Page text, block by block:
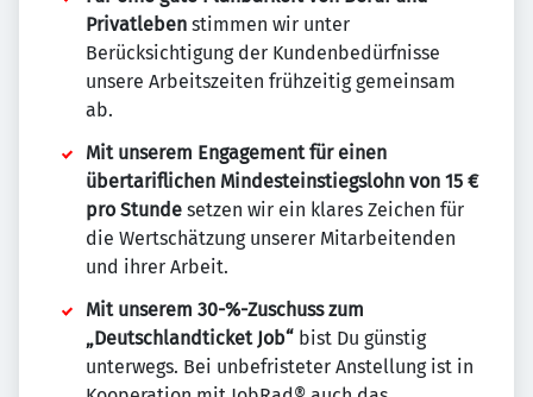
Privatleben stimmen wir unter
Berücksichtigung der Kundenbedürfnisse
unsere Arbeitszeiten frühzeitig gemeinsam
ab.
Mit unserem Engagement für einen
übertariflichen Mindesteinstiegslohn von 15 €
pro Stunde setzen wir ein klares Zeichen für
die Wertschätzung unserer Mitarbeitenden
und ihrer Arbeit.
Mit unserem 30-%-Zuschuss zum
„Deutschlandticket Job“ bist Du günstig
unterwegs. Bei unbefristeter Anstellung ist in